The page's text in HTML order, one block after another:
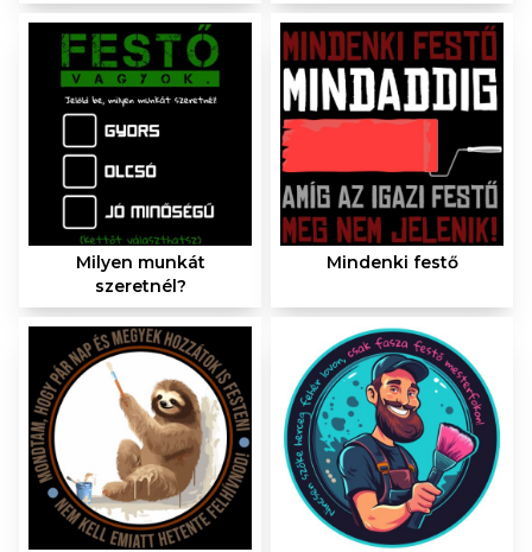
Milyen munkát
szeretnél?
Mindenki festő